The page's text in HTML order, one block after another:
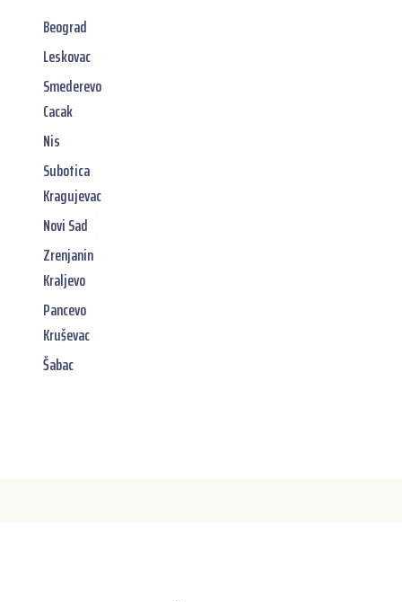
Beograd
Leskovac
Smederevo
Cacak
Nis
Subotica
Kragujevac
Novi Sad
Zrenjanin
Kraljevo
Pancevo
Kruševac
Šabac